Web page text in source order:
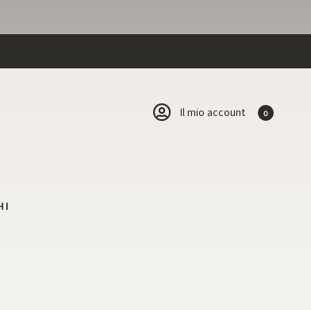
Il mio account 0